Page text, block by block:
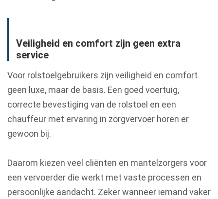
Veiligheid en comfort zijn geen extra
service
Voor rolstoelgebruikers zijn veiligheid en comfort
geen luxe, maar de basis. Een goed voertuig,
correcte bevestiging van de rolstoel en een
chauffeur met ervaring in zorgvervoer horen er
gewoon bij.
Daarom kiezen veel cliënten en mantelzorgers voor
een vervoerder die werkt met vaste processen en
persoonlijke aandacht. Zeker wanneer iemand vaker